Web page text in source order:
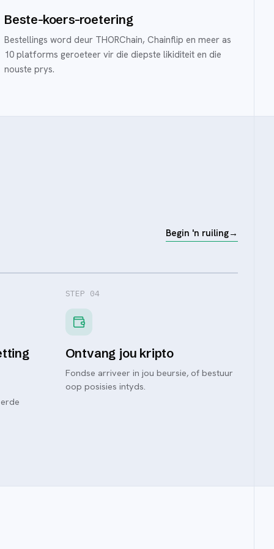
Beste-koers-roetering
Bestellings word deur THORChain, Chainflip en meer as
10 platforms geroeteer vir die diepste likiditeit en die
nouste prys.
Begin 'n ruiling→
STEP 04
Ontvang jou kripto
Fondse arriveer in jou beursie, of bestuur
oop posisies intyds.